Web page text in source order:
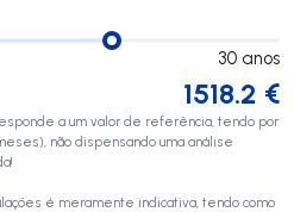
30 anos
1518.2 €
a um valor de referência, tendo por
não dispensando uma análise
é meramente indicativa, tendo como